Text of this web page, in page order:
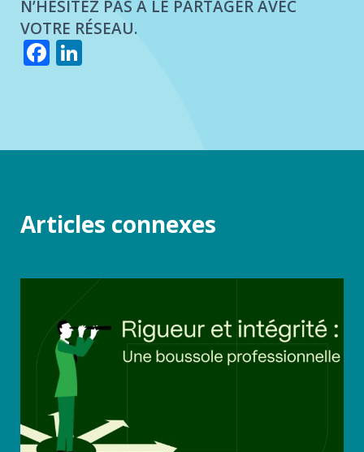
N’HÉSITEZ PAS À LE PARTAGER AVEC
VOTRE RÉSEAU.
Facebook
Articles connexes